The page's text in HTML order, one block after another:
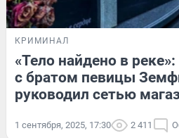
КРИМИНАЛ
«Тело найдено в
с братом певицы
руководил сетью
1 сентября, 2025, 17:30 2 411